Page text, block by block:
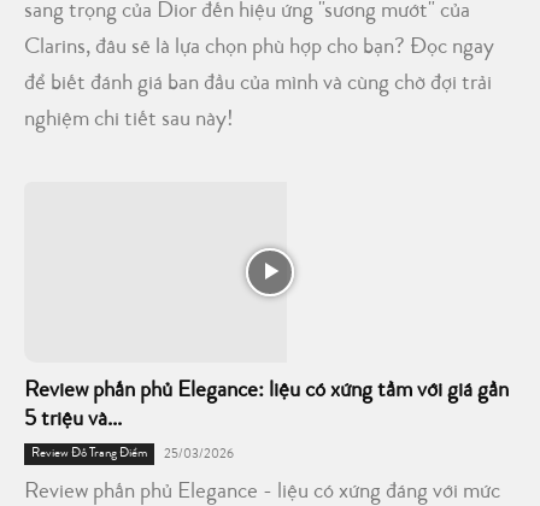
sang trọng của Dior đến hiệu ứng "sương mướt" của
Clarins, đâu sẽ là lựa chọn phù hợp cho bạn? Đọc ngay
để biết đánh giá ban đầu của mình và cùng chờ đợi trải
nghiệm chi tiết sau này!
Review phấn phủ Elegance: liệu có xứng tầm với giá gần
5 triệu và...
Review Đồ Trang Điểm 25/03/2026
Review phấn phủ Elegance - liệu có xứng đáng với mức